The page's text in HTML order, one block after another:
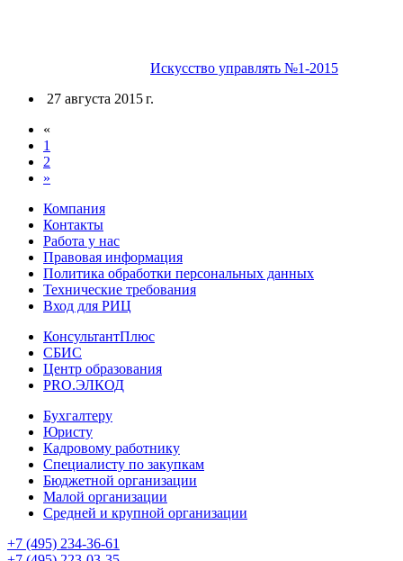
Искусство управлять №1-2015
27 августа 2015 г.
«
1
2
»
Компания
Контакты
Работа у нас
Правовая информация
Политика обработки персональных данных
Технические требования
Вход для РИЦ
КонсультантПлюс
СБИС
Центр образования
PRO.ЭЛКОД
Бухгалтеру
Юристу
Кадровому работнику
Специалисту по закупкам
Бюджетной организации
Малой организации
Средней и крупной организации
+7 (495) 234-36-61